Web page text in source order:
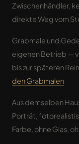
Zwischenhändler,
direkte Weg vom
Grabmale und
eigenen Betrieb —
bis zur späteren
den Grabmalen
Aus demselben
Porträt,
Farbe, ohne Glas,